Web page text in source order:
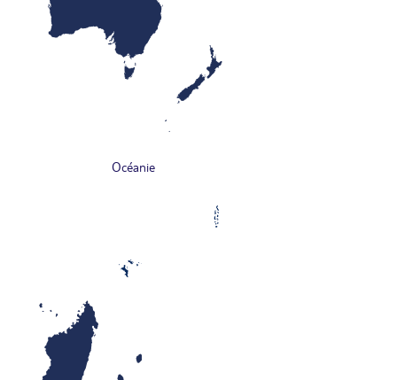
Océanie